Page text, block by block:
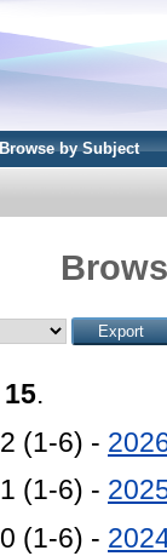
Browse by Subject
15.
(1-6) -
(1-6) -
(1-6) -